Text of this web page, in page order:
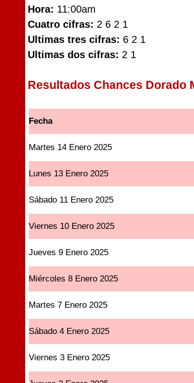
Hora: 11:00am
Cuatro cifras: 2 6 2 1
Ultimas tres cifras: 6 2 1
Ultimas dos cifras: 2 1
Resultados Chances Dorado
Fecha
Martes 14 Enero 2025
Lunes 13 Enero 2025
Sábado 11 Enero 2025
Viernes 10 Enero 2025
Jueves 9 Enero 2025
Miércoles 8 Enero 2025
Martes 7 Enero 2025
Sábado 4 Enero 2025
Viernes 3 Enero 2025